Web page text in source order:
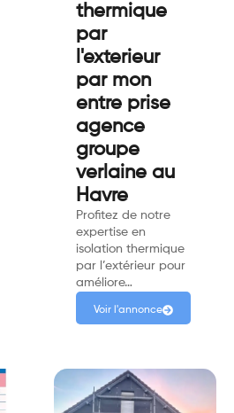
thermique
par
l'exterieur
par mon
entre prise
agence
groupe
verlaine au
Havre
Profitez de notre
expertise en
isolation thermique
par l’extérieur pour
améliore…
Voir l'annonce